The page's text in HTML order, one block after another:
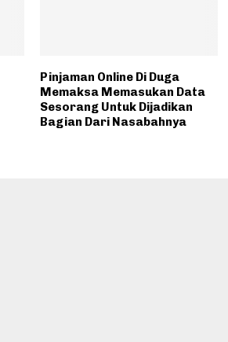
Pinjaman Online Di Duga
Memaksa Memasukan Data
Sesorang Untuk Dijadikan
Bagian Dari Nasabahnya